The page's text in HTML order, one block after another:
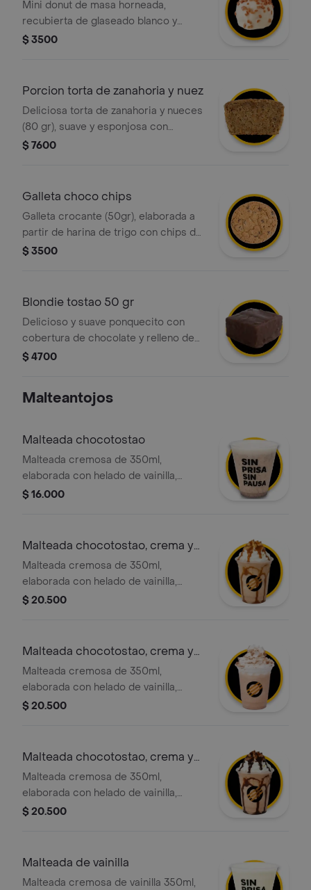
Mini donut de masa horneada,
recubierta de glaseado blanco y
decorada con trocitos de caramelo
$ 3500
Porcion torta de zanahoria y nuez
Deliciosa torta de zanahoria y nueces
(80 gr), suave y esponjosa con
pequeños trozos de zanahoria en su
$ 7600
Galleta choco chips
Galleta crocante (50gr), elaborada a
partir de harina de trigo con chips de
chocolate.
$ 3500
Blondie tostao 50 gr
Delicioso y suave ponquecito con
cobertura de chocolate y relleno de
vainilla con chips
$ 4700
Malteantojos
Malteada chocotostao
Malteada cremosa de 350ml,
elaborada con helado de vainilla,
leche deslactosada y trozos nuestro
de tu elección.
$ 16.000
Malteada chocotostao, crema y
adición
Malteada cremosa de 350ml,
elaborada con helado de vainilla,
leche deslactosada y trozos nuestro
caramelo
$ 20.500
Malteada chocotostao, crema y
adición
Malteada cremosa de 350ml,
elaborada con helado de vainilla,
leche deslactosada y trozos nuestro
$ 20.500
Malteada chocotostao, crema y
adición
Malteada cremosa de 350ml,
elaborada con helado de vainilla,
leche deslactosada y trozos nuestro
chocolate
$ 20.500
Malteada de vainilla
Malteada cremosa de vainilla 350ml,